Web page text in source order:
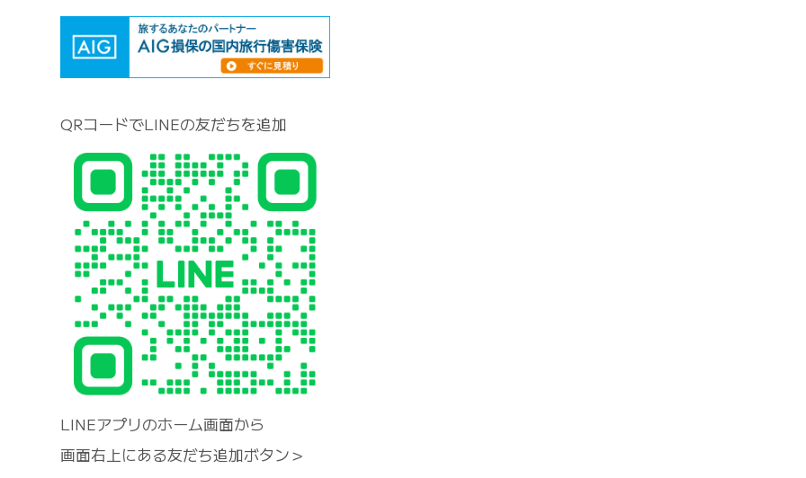
QRコードでLINEの友だちを追加
LINEアプリのホーム画面から
画面右上にある友だち追加ボタン＞